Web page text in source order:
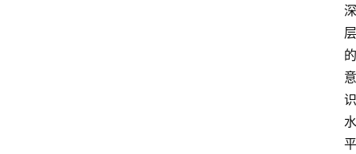
深
层
的
意
识
水
平